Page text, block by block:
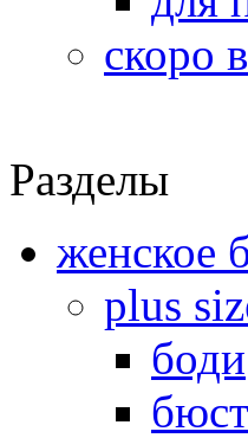
скоро
Разделы
женское
plus
боди